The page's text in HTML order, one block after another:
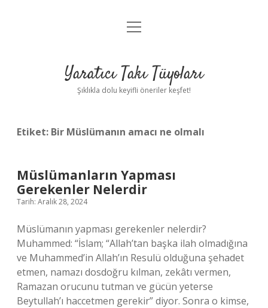
Anasayfa
Yasal Uyarı
menüyü
Yaratıcı Takı Tüyoları
Şıklıkla dolu keyifli öneriler keşfet!
Etiket: Bir Müslümanın amacı ne olmalı
Müslümanların Yapması
Gerekenler Nelerdir
Tarih: Aralık 28, 2024
Müslümanın yapması gerekenler nelerdir?
Muhammed: “İslam; “Allah’tan başka ilah olmadığına
ve Muhammed’in Allah’ın Resulü olduğuna şehadet
etmen, namazı dosdoğru kılman, zekâtı vermen,
Ramazan orucunu tutman ve gücün yeterse
Beytullah’ı haccetmen gerekir” diyor. Sonra o kimse,